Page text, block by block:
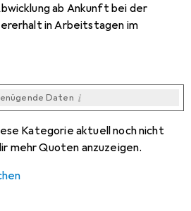
ab Ankunft bei der
in Arbeitstagen im
Daten i
Kategorie aktuell noch nicht
mehr Quoten anzuzeigen.